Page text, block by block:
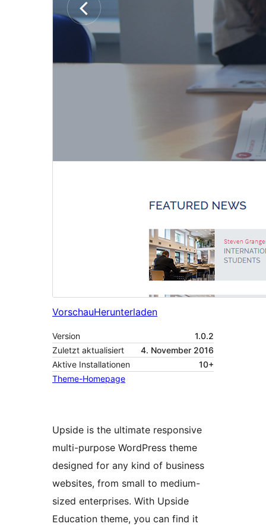
VorschauHerunterladen
Version
1.0.2
Zuletzt aktualisiert
4. November 2016
Aktive Installationen
10+
Theme-Homepage
Upside is the ultimate responsive
multi-purpose WordPress theme
designed for any kind of business
websites, from small to medium-
sized enterprises. With Upside
Education theme, you can find it